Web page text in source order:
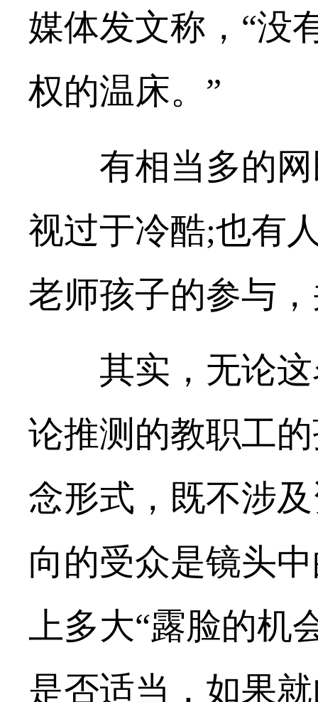
媒体发文称，“没
权的温床。”
有相当多的网
视过于冷酷;也有
老师孩子的参与
其实，无论这
论推测的教职工
念形式，既不涉
向的受众是镜头
上多大“露脸的
是否适当，如果